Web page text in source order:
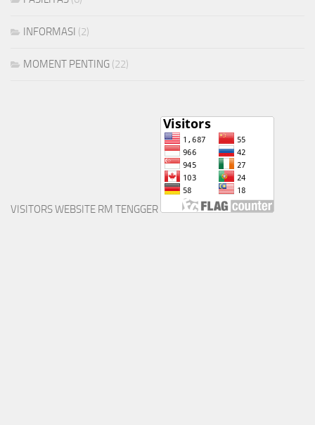
INFORMASI (2)
MOMENT PENTING (22)
VISITORS WEBSITE RM TENGGER